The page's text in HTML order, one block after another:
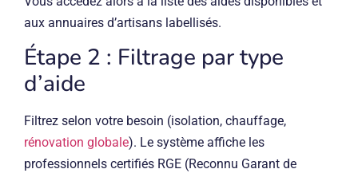
aux annuaires d’artisans labellisés.
Étape 2 : Filtrage par type
d’aide
Filtrez selon votre besoin (isolation, chauffage,
rénovation globale). Le système affiche les
professionnels certifiés RGE (Reconnu Garant de